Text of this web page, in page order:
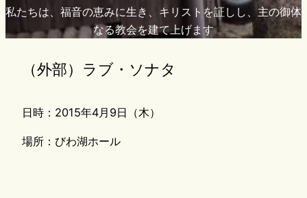
ッ
私たちは、福音の恵みに生き、キリストを証しし、主の御体
なる教会を建て上げます
（外部）ラブ・ソナタ
日時：2015年4月9日（木）
場所：びわ湖ホール